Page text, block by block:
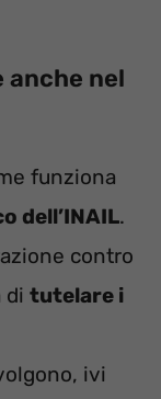
anche nel
funziona
dell’INAIL.
contro
di tutelare i
ivi